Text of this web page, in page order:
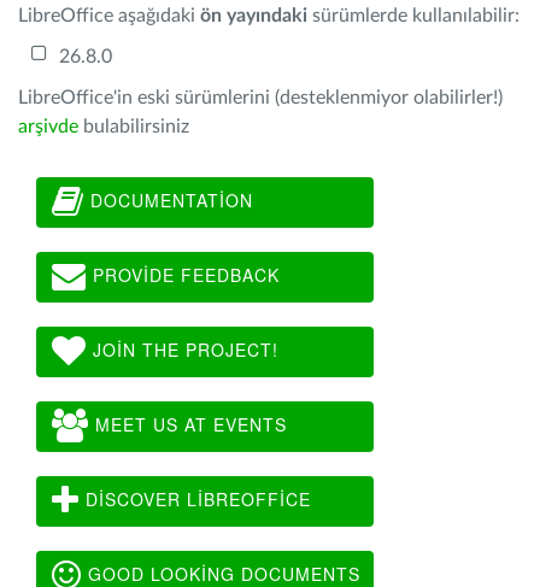
LibreOffice aşağıdaki ön yayındaki sürümlerde kullanılabilir:
26.8.0
LibreOffice'in eski sürümlerini (desteklenmiyor olabilirler!)
arşivde bulabilirsiniz
DOCUMENTATION
PROVIDE FEEDBACK
JOIN THE PROJECT!
MEET US AT EVENTS
DISCOVER LIBREOFFICE
GOOD LOOKING DOCUMENTS